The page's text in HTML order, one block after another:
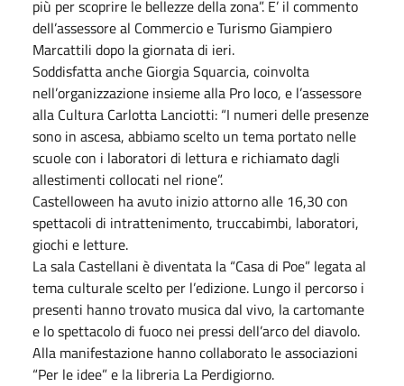
più per scoprire le bellezze della zona”. E’ il commento
dell’assessore al Commercio e Turismo Giampiero
Marcattili dopo la giornata di ieri.
Soddisfatta anche Giorgia Squarcia, coinvolta
nell’organizzazione insieme alla Pro loco, e l’assessore
alla Cultura Carlotta Lanciotti: “I numeri delle presenze
sono in ascesa, abbiamo scelto un tema portato nelle
scuole con i laboratori di lettura e richiamato dagli
allestimenti collocati nel rione”.
Castelloween ha avuto inizio attorno alle 16,30 con
spettacoli di intrattenimento, truccabimbi, laboratori,
giochi e letture.
La sala Castellani è diventata la “Casa di Poe” legata al
tema culturale scelto per l’edizione. Lungo il percorso i
presenti hanno trovato musica dal vivo, la cartomante
e lo spettacolo di fuoco nei pressi dell’arco del diavolo.
Alla manifestazione hanno collaborato le associazioni
“Per le idee” e la libreria La Perdigiorno.